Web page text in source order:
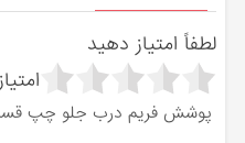
لطفاً امتیاز دهید
پوشش فريم درب جلو چپ